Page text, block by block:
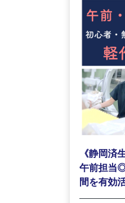
《静岡済
午前担当
間を有効